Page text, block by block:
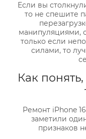
Если вы
то не спешите
манипуляциями,
только если
силами, то
Как
Ремонт iPhone
заметили
признаков